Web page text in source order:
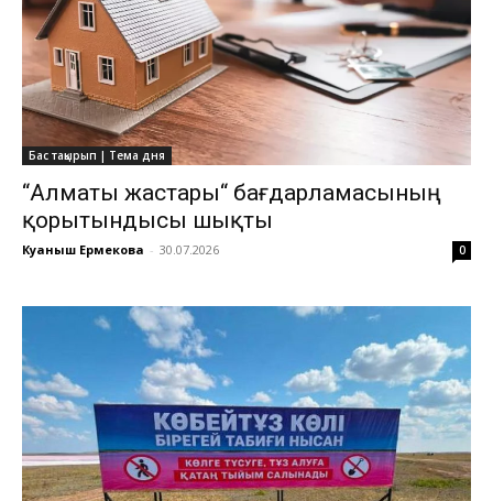
Бас тақырып | Тема дня
“Алматы жастары“ бағдарламасының
қорытындысы шықты
Куаныш Ермекова - 30.07.2026 0